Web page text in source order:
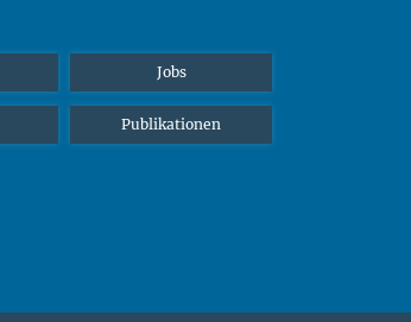
Jobs
Publikationen